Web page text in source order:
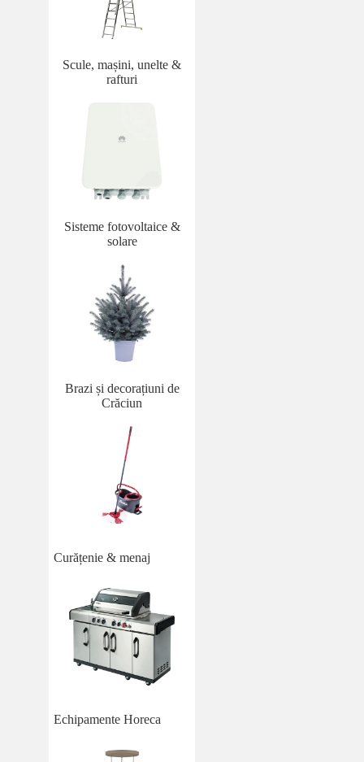
Scule, mașini, unelte &
rafturi
Sisteme fotovoltaice &
solare
Brazi și decorațiuni de
Crăciun
Curățenie & menaj
Echipamente Horeca